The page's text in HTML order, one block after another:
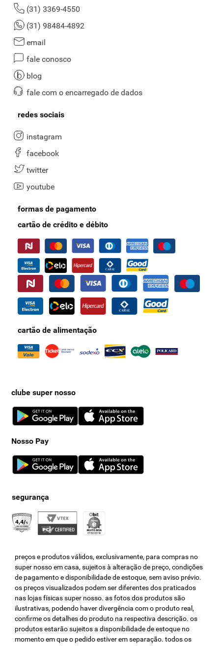
(31) 3369-4550
(31) 98484-4892
email
fale conosco
blog
fale com o encarregado de dados
redes sociais
instagram
facebook
twitter
youtube
formas de pagamento
cartão de crédito e débito
cartão de alimentação
clube super nosso
Nosso Pay
preços e produtos válidos, exclusivamente, para compras no
super nosso em casa, sujeitos à alteração de preço, condições
de pagamento e disponibilidade de estoque, sem aviso prévio.
os preços visualizados podem ser diferentes dos praticados
nas lojas físicas super nosso. as fotos dos produtos são
ilustrativas, podendo haver divergência com o produto real,
confirme os detalhes do produto na respectiva descrição. os
produtos estarão sujeitos a disponibilidade de estoque no
momento em que o pedido estiver em separação. todos os